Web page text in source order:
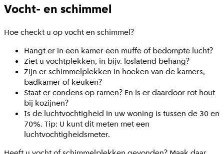
Vocht- en schimmel
Hoe checkt u op vocht en schimmel?
Hangt er in een kamer een muffe of bedompte lucht?
Ziet u vochtplekken, in bijv. loslatend behang?
Zijn er schimmelplekken in hoeken van de kamers,
badkamer of keuken?
Staat er condens op ramen? En is er daardoor rot hout
bij kozijnen?
Is de luchtvochtigheid in uw woning is tussen de 30 en
70%. Tip: U kunt dit meten met een
luchtvochtigheidsmeter.